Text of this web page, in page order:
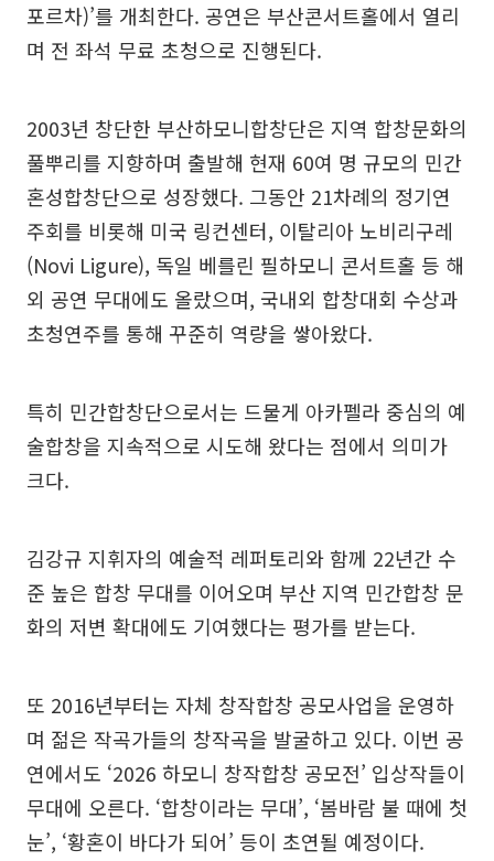
포르차)’를 개최한다. 공연은 부산콘서트홀에서 열리
며 전 좌석 무료 초청으로 진행된다.
2003년 창단한 부산하모니합창단은 지역 합창문화의
풀뿌리를 지향하며 출발해 현재 60여 명 규모의 민간
혼성합창단으로 성장했다. 그동안 21차례의 정기연
주회를 비롯해 미국 링컨센터, 이탈리아 노비리구레
(Novi Ligure), 독일 베를린 필하모니 콘서트홀 등 해
외 공연 무대에도 올랐으며, 국내외 합창대회 수상과
초청연주를 통해 꾸준히 역량을 쌓아왔다.
특히 민간합창단으로서는 드물게 아카펠라 중심의 예
술합창을 지속적으로 시도해 왔다는 점에서 의미가
크다.
김강규 지휘자의 예술적 레퍼토리와 함께 22년간 수
준 높은 합창 무대를 이어오며 부산 지역 민간합창 문
화의 저변 확대에도 기여했다는 평가를 받는다.
또 2016년부터는 자체 창작합창 공모사업을 운영하
며 젊은 작곡가들의 창작곡을 발굴하고 있다. 이번 공
연에서도 ‘2026 하모니 창작합창 공모전’ 입상작들이
무대에 오른다. ‘합창이라는 무대’, ‘봄바람 불 때에 첫
눈’, ‘황혼이 바다가 되어’ 등이 초연될 예정이다.